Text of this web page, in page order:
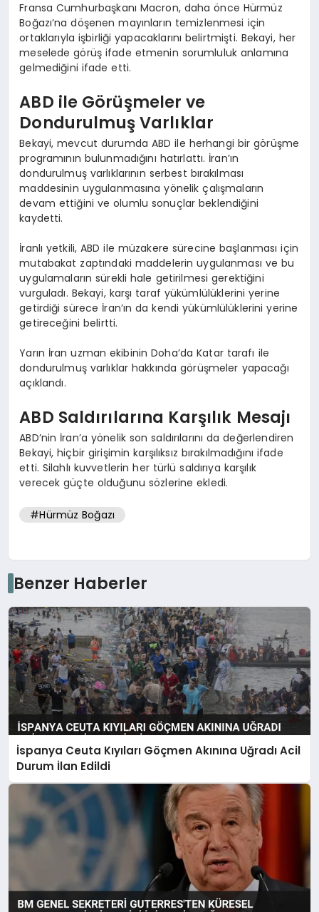
Fransa Cumhurbaşkanı Macron, daha önce Hürmüz
Boğazı’na döşenen mayınların temizlenmesi için
ortaklarıyla işbirliği yapacaklarını belirtmişti. Bekayi, her
meselede görüş ifade etmenin sorumluluk anlamına
gelmediğini ifade etti.
ABD ile Görüşmeler ve
Dondurulmuş Varlıklar
Bekayi, mevcut durumda ABD ile herhangi bir görüşme
programının bulunmadığını hatırlattı. İran’ın
dondurulmuş varlıklarının serbest bırakılması
maddesinin uygulanmasına yönelik çalışmaların
devam ettiğini ve olumlu sonuçlar beklendiğini
kaydetti.
İranlı yetkili, ABD ile müzakere sürecine başlanması için
mutabakat zaptındaki maddelerin uygulanması ve bu
uygulamaların sürekli hale getirilmesi gerektiğini
vurguladı. Bekayi, karşı taraf yükümlülüklerini yerine
getirdiği sürece İran’ın da kendi yükümlülüklerini yerine
getireceğini belirtti.
Yarın İran uzman ekibinin Doha’da Katar tarafı ile
dondurulmuş varlıklar hakkında görüşmeler yapacağı
açıklandı.
ABD Saldırılarına Karşılık Mesajı
ABD’nin İran’a yönelik son saldırılarını da değerlendiren
Bekayi, hiçbir girişimin karşılıksız bırakılmadığını ifade
etti. Silahlı kuvvetlerin her türlü saldırıya karşılık
verecek güçte olduğunu sözlerine ekledi.
#Hürmüz Boğazı
Benzer Haberler
İspanya Ceuta Kıyıları Göçmen Akınına Uğradı Acil
Durum İlan Edildi